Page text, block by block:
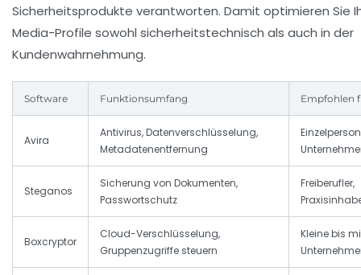
Sicherheitsprodukte verantworten. Damit optimieren Sie
Media-Profile sowohl sicherheitstechnisch als auch in der
Kundenwahrnehmung.
Software Funktionsumfang Empfohlen
Avira
Antivirus, Datenverschlüsselung,
Metadatenentfernung
Steganos
Sicherung von Dokumenten,
Passwortschutz
Freiberufler,
Boxcryptor
Cloud-Verschlüsselung,
Gruppenzugriffe steuern
Kleine bis